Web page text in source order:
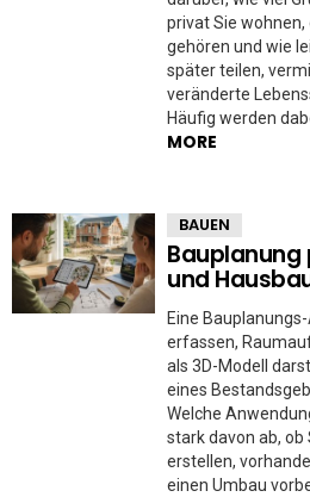
privat Sie
gehören und wie
später teilen,
veränderte
Häufig werden
MORE
BAUEN
Bauplanung
und
Eine
erfassen,
als 3D-Modell
eines
Welche
stark davon ab,
erstellen,
einen Umbau